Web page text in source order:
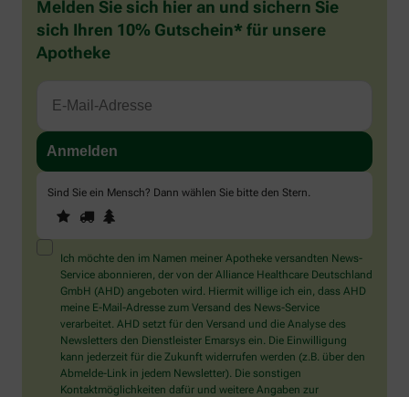
Melden Sie sich hier an und sichern Sie
sich Ihren 10% Gutschein* für unsere
Apotheke
Sind Sie ein Mensch? Dann wählen Sie bitte den Stern
Sind
Sie
ein
Mensch?
Dann
wählen
Sie
bitte
den
Stern.
1 2
Ich möchte den im Namen meiner Apotheke versandten News-
Service abonnieren, der von der Alliance Healthcare Deutschland
GmbH (AHD) angeboten wird. Hiermit willige ich ein, dass AHD
meine E-Mail-Adresse zum Versand des News-Service
verarbeitet. AHD setzt für den Versand und die Analyse des
Newsletters den Dienstleister Emarsys ein. Die Einwilligung
kann jederzeit für die Zukunft widerrufen werden (z.B. über den
Abmelde-Link in jedem Newsletter). Die sonstigen
Kontaktmöglichkeiten dafür und weitere Angaben zur